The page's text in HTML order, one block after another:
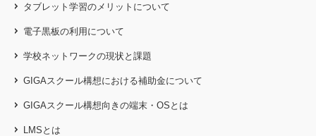
タブレット学習のメリットについて
電子黒板の利用について
学校ネットワークの現状と課題
GIGAスクール構想における補助金について
GIGAスクール構想向きの端末・OSとは
LMSとは